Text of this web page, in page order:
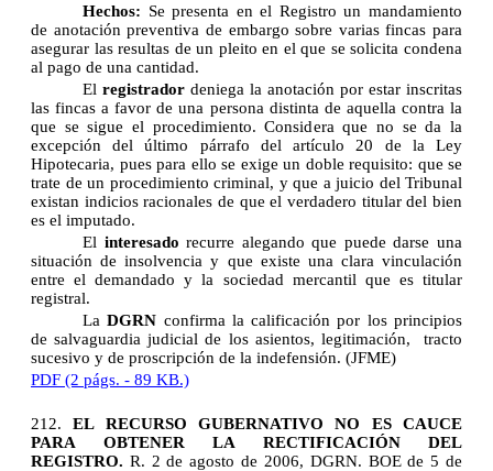
Hechos: Se presenta en el Registro un mandamiento
de anotación preventiva de embargo sobre varias fincas para
asegurar las resultas de un pleito en el que se solicita condena
al pago de una cantidad.
Elregistrador deniega la anotación por estar inscritas
las fincas a favor de una persona distinta de aquella contra la
que se sigue el procedimiento. Considera que no se da la
excepción del último párrafo del artículo 20 de la Ley
Hipotecaria, pues para ello se exige un doble requisito: que se
trate de un procedimiento criminal, y que a juicio del Tribunal
existan indicios racionales de que el verdadero titular del bien
es el imputado.
El interesado recurre alegando que puede darse una
situación de insolvencia y que existe una clara vinculación
entre el demandado y la sociedad mercantil que es titular
registral.
LaDGRN confirma la calificación por los principios
de salvaguardia judicial de los asientos, legitimación, tracto
sucesivo y de proscripción de la indefensión. (JFME)
PDF (2 págs. - 89 KB.)
212.EL RECURSO GUBERNATIVO NO ES CAUCE
PARA OBTENER LA RECTIFICACIÓN DEL
REGISTRO. R. 2 de agosto de 2006, DGRN. BOE de 5 de